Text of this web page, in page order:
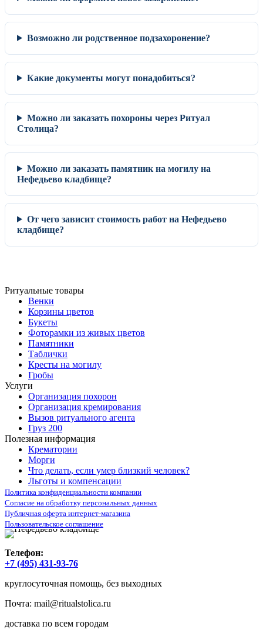
Возможно ли родственное подзахоронение?
Какие документы могут понадобиться?
Можно ли заказать похороны через Ритуал
Столица?
Можно ли заказать памятник на могилу на
Нефедьево кладбище?
От чего зависит стоимость работ на Нефедьево
кладбище?
Ритуальные товары
Венки
Корзины цветов
Букеты
Фоторамки из живых цветов
Памятники
Таблички
Кресты на могилу
Гробы
Услуги
Организация похорон
Организация кремирования
Вызов ритуального агента
Груз 200
Полезная информация
Крематории
Морги
Что делать, если умер близкий человек?
Льготы и компенсации
Политика конфиденциальности компании
Согласие на обработку персональных данных
Публичная оферта интернет-магазина
Пользовательское соглашение
Телефон:
+7 (495) 431-93-76
круглосуточная помощь, без выходных
Почта: mail@ritualstolica.ru
доставка по всем городам